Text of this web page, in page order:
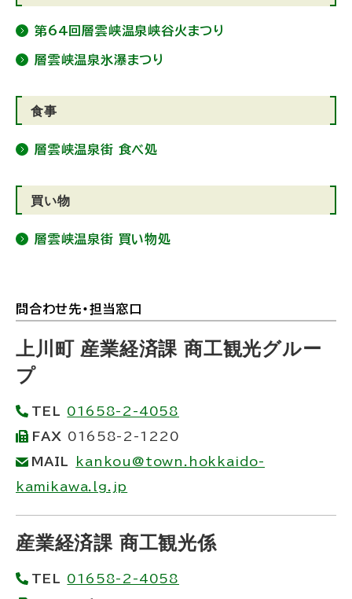
第64回層雲峡温泉峡谷火まつり
層雲峡温泉氷瀑まつり
食事
層雲峡温泉街 食べ処
買い物
層雲峡温泉街 買い物処
ト
ッ
に
戻
る
問合わせ先・担当窓口
上川町 産業経済課 商工観光グルー
プ
TEL
01658-2-4058
FAX 01658-2-1220
MAIL
kankou@town.hokkaido-
kamikawa.lg.jp
産業経済課 商工観光係
TEL
01658-2-4058